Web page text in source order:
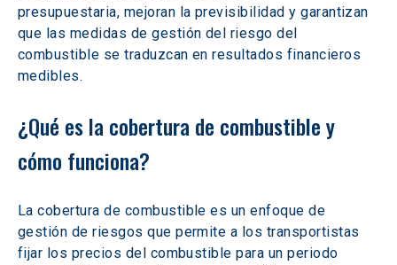
presupuestaria, mejoran la previsibilidad y garantizan
que las medidas de gestión del riesgo del
combustible se traduzcan en resultados financieros
medibles.
¿Qué es la cobertura de combustible y
cómo funciona?
La cobertura de combustible es un enfoque de
gestión de riesgos que permite a los transportistas
fijar los precios del combustible para un periodo